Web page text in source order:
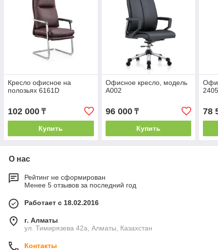
Кресло офисное на
полозьях 6161D
102 000 ₸
Купить
Офисное кресло, модель
A002
96 000₸
Купить
78
О нас
Рейтинг не сформирован
Менее 5 отзывов за последний год
Работает с 18.02.2016
г. Алматы
ул. Тимирязева 42а, Алматы, Казахстан
Контакты